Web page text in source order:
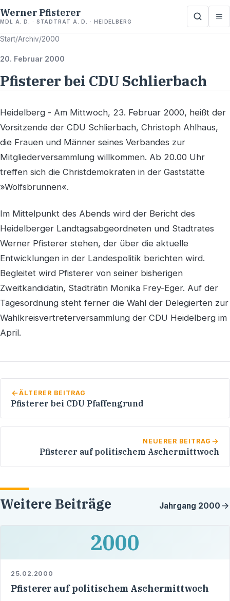
Werner Pfisterer
MDL A. D. · STADTRAT A. D. · HEIDELBERG
Start/Archiv/2000
20. Februar 2000
Pfisterer bei CDU Schlierbach
Heidelberg - Am Mittwoch, 23. Februar 2000, heißt der
Vorsitzende der CDU Schlierbach, Christoph Ahlhaus,
die Frauen und Männer seines Verbandes zur
Mitgliederversammlung willkommen. Ab 20.00 Uhr
treffen sich die Christdemokraten in der Gaststätte
»Wolfsbrunnen«.
Im Mittelpunkt des Abends wird der Bericht des
Heidelberger Landtagsabgeordneten und Stadtrates
Werner Pfisterer stehen, der über die aktuelle
Entwicklungen in der Landespolitik berichten wird.
Begleitet wird Pfisterer von seiner bisherigen
Zweitkandidatin, Stadträtin Monika Frey-Eger. Auf der
Tagesordnung steht ferner die Wahl der Delegierten zur
Wahlkreisvertreterversammlung der CDU Heidelberg im
April.
ÄLTERER BEITRAG
Pfisterer bei CDU Pfaffengrund
NEUERER BEITRAG
Pfisterer auf politischem Aschermittwoch
Weitere Beiträge Jahrgang 2000
2000
25.02.2000
Pfisterer auf politischem Aschermittwoch